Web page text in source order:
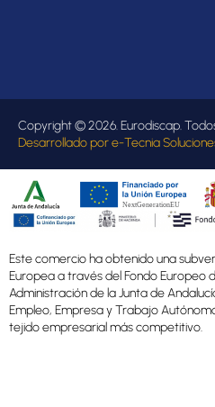
Copyright © 2026. Eurodiscap.
Desarrollado pore-Tecnia
Este comercio ha obtenido una
Europea a través del Fondo Europeo
Administración de la Junta de
Empleo, Empresa y Trabajo
tejido empresarial más competitivo.